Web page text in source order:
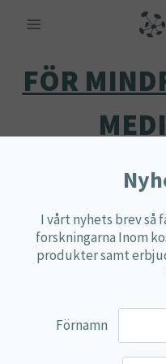
FÖR
I vårt nyhets brev så
forskningarna Inom
produkter samt
Förnamn